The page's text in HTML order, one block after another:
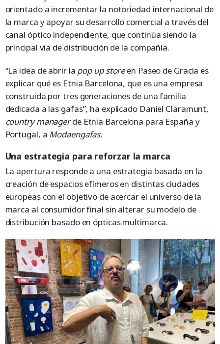
orientado a incrementar la notoriedad internacional de
la marca y apoyar su desarrollo comercial a través del
canal óptico independiente, que continúa siendo la
principal vía de distribución de la compañía.
“La idea de abrir la pop up storeen Paseo de Gracia es
explicar qué es Etnia Barcelona, que es una empresa
construida por tres generaciones de una familia
dedicada a las gafas”, ha explicado Daniel Claramunt,
country managerde Etnia Barcelona para España y
Portugal, a Modaengafas.
Una estrategia para reforzar la marca
La apertura responde a una estrategia basada en la
creación de espacios efímeros en distintas ciudades
europeas con el objetivo de acercar el universo de la
marca al consumidor final sin alterar su modelo de
distribución basado en ópticas multimarca.